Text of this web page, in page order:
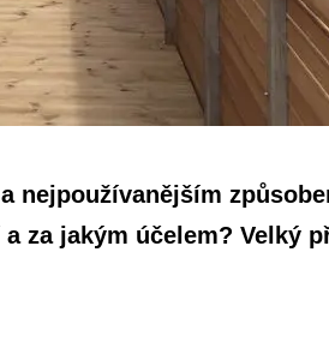
nejpoužívanějším
za jakým účelem? Velký